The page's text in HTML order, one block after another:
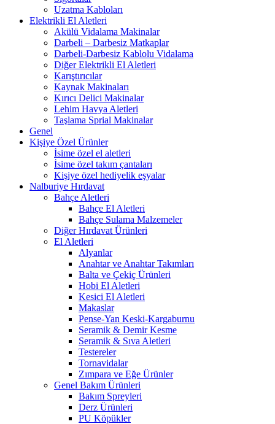
Uzatma Kabloları
Elektrikli El Aletleri
Akülü Vidalama Makinalar
Darbeli – Darbesiz Matkaplar
Darbeli-Darbesiz Kablolu Vidalama
Diğer Elektrikli El Aletleri
Karıştırıcılar
Kaynak Makinaları
Kırıcı Delici Makinalar
Lehim Havya Aletleri
Taşlama Sprial Makinalar
Genel
Kişiye Özel Ürünler
İsime özel el aletleri
İsime özel takım çantaları
Kişiye özel hediyelik eşyalar
Nalburiye Hırdavat
Bahçe Aletleri
Bahçe El Aletleri
Bahçe Sulama Malzemeler
Diğer Hırdavat Ürünleri
El Aletleri
Alyanlar
Anahtar ve Anahtar Takımları
Balta ve Çekiç Ürünleri
Hobi El Aletleri
Kesici El Aletleri
Makaslar
Pense-Yan Keski-Kargaburnu
Seramik & Demir Kesme
Seramik & Sıva Aletleri
Testereler
Tornavidalar
Zımpara ve Eğe Ürünler
Genel Bakım Ürünleri
Bakım Spreyleri
Derz Ürünleri
PU Köpükler